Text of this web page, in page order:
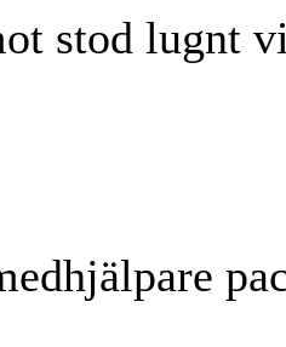
stod lugnt